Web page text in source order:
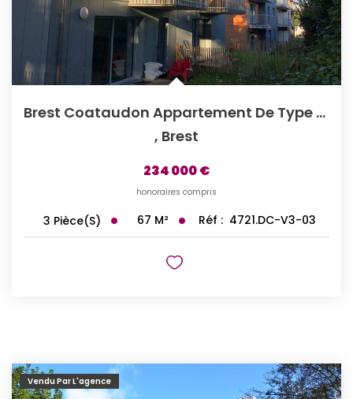
Brest Coataudon Appartement De Type 3 Avec Terrasse Et...
, Brest
234 000 €
honoraires compris
3 Pièce(s) 67 M² Réf : 4721.DC-V3-03
Vendu Par L'agence